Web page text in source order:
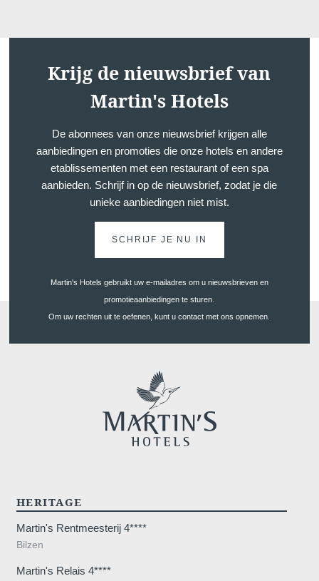
Krijg de nieuwsbrief van
Martin's Hotels
De abonnees van onze nieuwsbrief krijgen alle
aanbiedingen en promoties die onze hotels en andere
etablissementen met een restaurant of een spa
aanbieden. Schrijf in op de nieuwsbrief, zodat je die
unieke aanbiedingen niet mist.
SCHRIJF JE NU IN
Martin's Hotels gebruikt uw e-mailadres om u nieuwsbrieven en
promotieaanbiedingen te sturen.
Om uw rechten uit te oefenen, kunt u contact met ons opnemen.
HERITAGE
Martin's Rentmeesterij 4****
Bilzen
Martin's Relais 4****
Telefoon :
Bericht